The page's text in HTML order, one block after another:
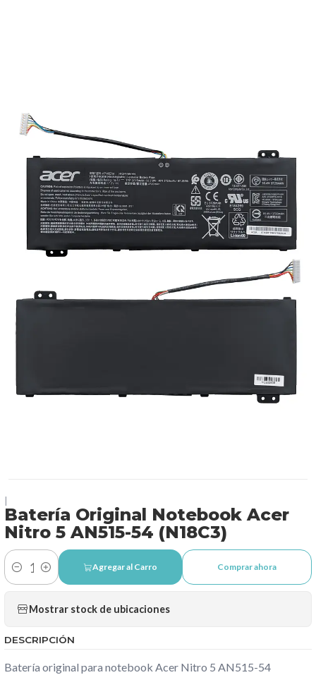
Batería Original Notebook Acer
Nitro 5 AN515-54 (N18C3)
Cantidad
Agregar al Carro Comprar ahora
Mostrar stock de ubicaciones
DESCRIPCIÓN
Batería original para notebook Acer Nitro 5 AN515-54